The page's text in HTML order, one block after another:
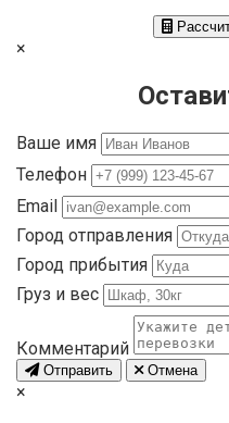
×
Ваше имя
Телефон
Email
Город отправления
Город прибытия
Груз и вес
Комментарий
Отправить Отмена
×